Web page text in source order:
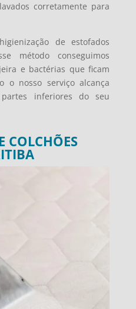
corretamente para
de estofados
método conseguimos
e bactérias que ficam
o nosso serviço alcança
inferiores do seu
COLCHÕES